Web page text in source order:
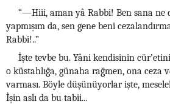
“—Hiii, aman yâ Rabbi! Ben sana ne
yapmışım da, sen gene beni
Rabbi!..”
İşte tevbe bu. Yâni kendisinin
o küstahlığa, günaha rağmen, ona ceza
varması. Böyle düşünüyorlar işte,
İşin aslı da bu tabii...